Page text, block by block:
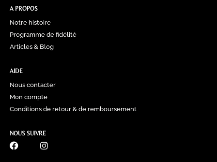
A PROPOS
Notre histoire
Programme de fidélité
Articles & Blog
AIDE
Nous contacter
Mon compte
Conditions de retour & de remboursement
NOUS SUIVRE